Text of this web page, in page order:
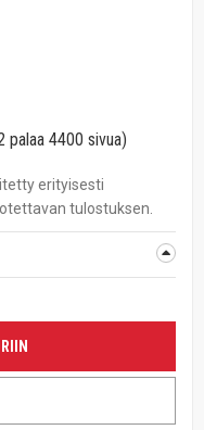
palaa 4400 sivua)
erityisesti
tulostuksen.